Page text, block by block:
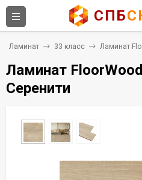
СПБ
Ламинат 33 класс Ламинат
Ламинат
Серенити